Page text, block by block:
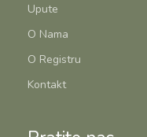
Upute
O Nama
O Registru
Kontakt